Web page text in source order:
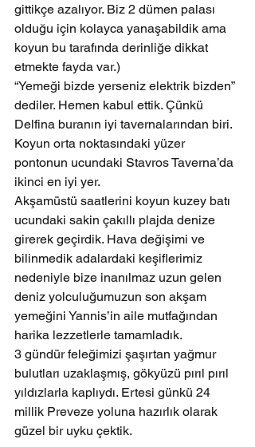
gittikçe azalıyor. Biz 2 dümen palası
olduğu için kolayca yanaşabildik ama
koyun bu tarafında derinliğe dikkat
etmekte fayda var.)
“Yemeği bizde yerseniz elektrik bizden”
dediler. Hemen kabul ettik. Çünkü
Delfina buranın iyi tavernalarından biri.
Koyun orta noktasındaki yüzer
pontonun ucundaki Stavros Taverna’da
ikinci en iyi yer.
Akşamüstü saatlerini koyun kuzey batı
ucundaki sakin çakıllı plajda denize
girerek geçirdik. Hava değişimi ve
bilinmedik adalardaki keşiflerimiz
nedeniyle bize inanılmaz uzun gelen
deniz yolculuğumuzun son akşam
yemeğini Yannis’in aile mutfağından
harika lezzetlerle tamamladık.
3 gündür feleğimizi şaşırtan yağmur
bulutları uzaklaşmış, gökyüzü pırıl pırıl
yıldızlarla kaplıydı. Ertesi günkü 24
millik Preveze yoluna hazırlık olarak
güzel bir uyku çektik.